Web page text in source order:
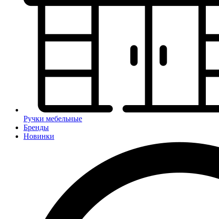
Ручки мебельные
Бренды
Новинки